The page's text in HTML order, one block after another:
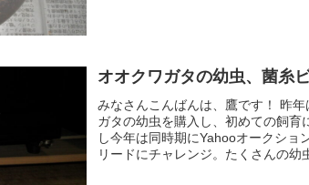
オオクワガタの幼虫、菌糸
みなさんこんばんは、鷹です！ 昨
ガタの幼虫を購入し、初めての飼
し今年は同時期にYahooオークショ
リードにチャレンジ。たくさんの幼